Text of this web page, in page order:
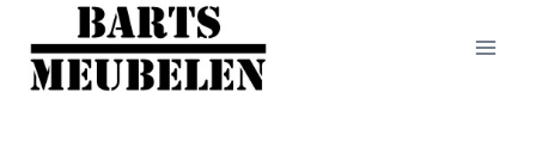
Doorgaan
naar
inhoud